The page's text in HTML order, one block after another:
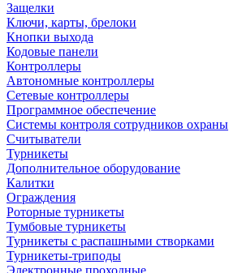
Защелки
Ключи, карты, брелоки
Кнопки выхода
Кодовые панели
Контроллеры
Автономные контроллеры
Сетевые контроллеры
Программное обеспечение
Системы контроля сотрудников охраны
Считыватели
Турникеты
Дополнительное оборудование
Калитки
Ограждения
Роторные турникеты
Тумбовые турникеты
Турникеты с распашными створками
Турникеты-триподы
Электронные проходные